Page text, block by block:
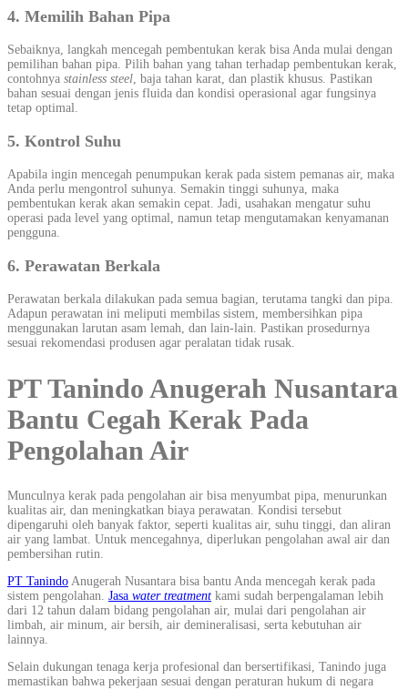
4. Memilih Bahan Pipa
Sebaiknya, langkah mencegah pembentukan kerak bisa Anda mulai dengan
pemilihan bahan pipa. Pilih bahan yang tahan terhadap pembentukan kerak,
contohnya stainless steel, baja tahan karat, dan plastik khusus. Pastikan
bahan sesuai dengan jenis fluida dan kondisi operasional agar fungsinya
tetap optimal.
5. Kontrol Suhu
Apabila ingin mencegah penumpukan kerak pada sistem pemanas air, maka
Anda perlu mengontrol suhunya. Semakin tinggi suhunya, maka
pembentukan kerak akan semakin cepat. Jadi, usahakan mengatur suhu
operasi pada level yang optimal, namun tetap mengutamakan kenyamanan
pengguna.
6. Perawatan Berkala
Perawatan berkala dilakukan pada semua bagian, terutama tangki dan pipa.
Adapun perawatan ini meliputi membilas sistem, membersihkan pipa
menggunakan larutan asam lemah, dan lain-lain. Pastikan prosedurnya
sesuai rekomendasi produsen agar peralatan tidak rusak.
PT Tanindo Anugerah Nusantara
Bantu Cegah Kerak Pada
Pengolahan Air
Munculnya kerak pada pengolahan air bisa menyumbat pipa, menurunkan
kualitas air, dan meningkatkan biaya perawatan. Kondisi tersebut
dipengaruhi oleh banyak faktor, seperti kualitas air, suhu tinggi, dan aliran
air yang lambat. Untuk mencegahnya, diperlukan pengolahan awal air dan
pembersihan rutin.
PT Tanindo Anugerah Nusantara bisa bantu Anda mencegah kerak pada
sistem pengolahan. Jasa water treatment kami sudah berpengalaman lebih
dari 12 tahun dalam bidang pengolahan air, mulai dari pengolahan air
limbah, air minum, air bersih, air demineralisasi, serta kebutuhan air
lainnya.
Selain dukungan tenaga kerja profesional dan bersertifikasi, Tanindo juga
memastikan bahwa pekerjaan sesuai dengan peraturan hukum di negara